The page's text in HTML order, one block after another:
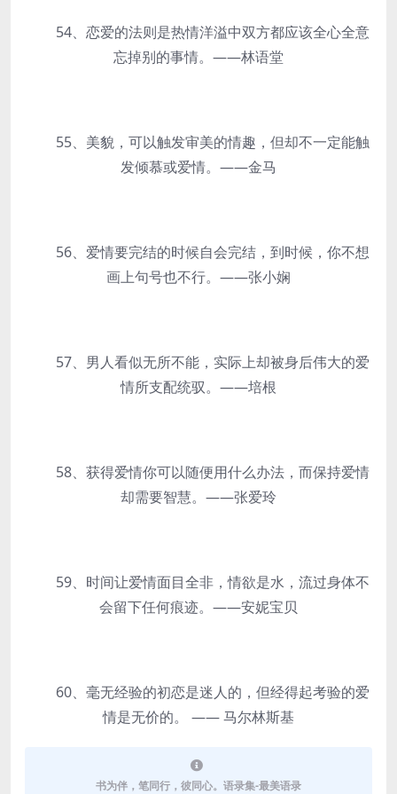
54、恋爱的法则是热情洋溢中双方都应该全心全意
忘掉别的事情。——林语堂
55、美貌，可以触发审美的情趣，但却不一定能触
发倾慕或爱情。——金马
56、爱情要完结的时候自会完结，到时候，你不想
画上句号也不行。——张小娴
57、男人看似无所不能，实际上却被身后伟大的爱
情所支配统驭。——培根
58、获得爱情你可以随便用什么办法，而保持爱情
却需要智慧。——张爱玲
59、时间让爱情面目全非，情欲是水，流过身体不
会留下任何痕迹。——安妮宝贝
60、毫无经验的初恋是迷人的，但经得起考验的爱
情是无价的。 —— 马尔林斯基
书为伴，笔同行，彼同心。语录集-最美语录